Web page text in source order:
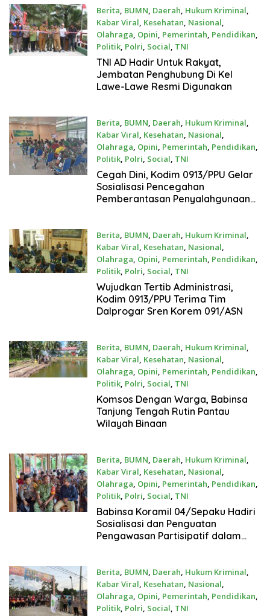
Berita, BUMN, Daerah, Hukum Kriminal,
Kabar Viral, Kesehatan, Nasional,
Olahraga, Opini, Pemerintah, Pendidikan,
Politik, Polri, Social, TNI
Juli 28, 2026
TNI AD Hadir Untuk Rakyat,
Jembatan Penghubung Di Kel
Lawe-Lawe Resmi Digunakan
Berita, BUMN, Daerah, Hukum Kriminal,
Kabar Viral, Kesehatan, Nasional,
Olahraga, Opini, Pemerintah, Pendidikan,
Politik, Polri, Social, TNI
Juli 28, 2026
Cegah Dini, Kodim 0913/PPU Gelar
Sosialisasi Pencegahan
Pemberantasan Penyalahgunaan
Berita, BUMN, Daerah, Hukum Kriminal,
Kabar Viral, Kesehatan, Nasional,
Olahraga, Opini, Pemerintah, Pendidikan,
Politik, Polri, Social, TNI
Juli 27, 2026
Wujudkan Tertib Administrasi,
Kodim 0913/PPU Terima Tim
Dalprogar Sren Korem 091/ASN
Berita, BUMN, Daerah, Hukum Kriminal,
Kabar Viral, Kesehatan, Nasional,
Olahraga, Opini, Pemerintah, Pendidikan,
Politik, Polri, Social, TNI
Juli 26, 2026
Komsos Dengan Warga, Babinsa
Tanjung Tengah Rutin Pantau
Wilayah Binaan
Berita, BUMN, Daerah, Hukum Kriminal,
Kabar Viral, Kesehatan, Nasional,
Olahraga, Opini, Pemerintah, Pendidikan,
Politik, Polri, Social, TNI
Juli 26, 2026
Babinsa Koramil 04/Sepaku Hadiri
Sosialisasi dan Penguatan
Pengawasan Partisipatif dalam
Berita, BUMN, Daerah, Hukum Kriminal,
Kabar Viral, Kesehatan, Nasional,
Olahraga, Opini, Pemerintah, Pendidikan,
Politik, Polri, Social, TNI